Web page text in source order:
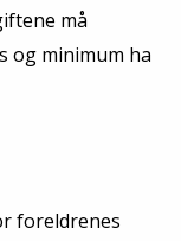
må
og minimum ha
foreldrenes